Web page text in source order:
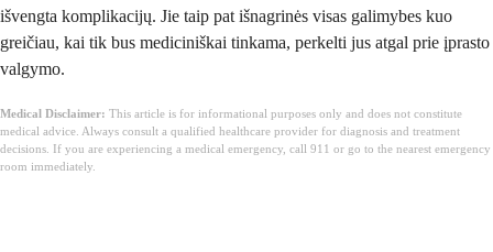
išvengta komplikacijų. Jie taip pat išnagrinės visas galimybes kuo
greičiau, kai tik bus mediciniškai tinkama, perkelti jus atgal prie įprasto
valgymo.
Medical Disclaimer: This article is for informational purposes only and does not constitute
medical advice. Always consult a qualified healthcare provider for diagnosis and treatment
decisions. If you are experiencing a medical emergency, call 911 or go to the nearest emergency
room immediately.